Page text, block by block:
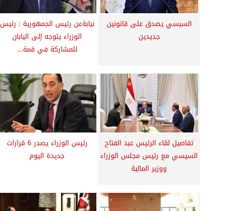
السيسي يصدق على قانونين
جديدين
نيابةعن رئيس الجمهورية : رئيس
الوزراء يتوجه إلى اليابان
للمشاركة في قمة...
تفاصيل لقاء الرئيس عبد الفتاح
السيسي مع رئيس مجلس الوزراء
ووزير المالية
رئيس الوزراء يصدر 6 قرارات
جديدة اليوم